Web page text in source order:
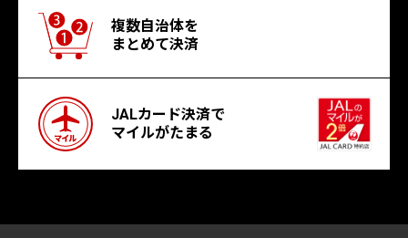
複数自治体を
まとめて決済
JALカード決済で
マイルがたまる